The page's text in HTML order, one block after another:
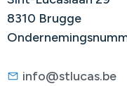
8310 Brugge
info@stlucas.be